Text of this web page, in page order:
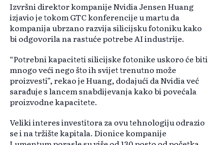
Izvršni direktor kompanije Nvidia Jensen Huang
izjavio je tokom GTC konferencije u martu da
kompanija ubrzano razvija silicijsku fotoniku kako
bi odgovorila na rastuće potrebe AI industrije.
“Potrebni kapaciteti silicijske fotonike uskoro će biti
mnogo veći nego što ih svijet trenutno može
proizvesti”, rekao je Huang, dodajući da Nvidia već
sarađuje s lancem snabdijevanja kako bi povećala
proizvodne kapacitete.
Veliki interes investitora za ovu tehnologiju odrazio
se i na tržište kapitala. Dionice kompanije